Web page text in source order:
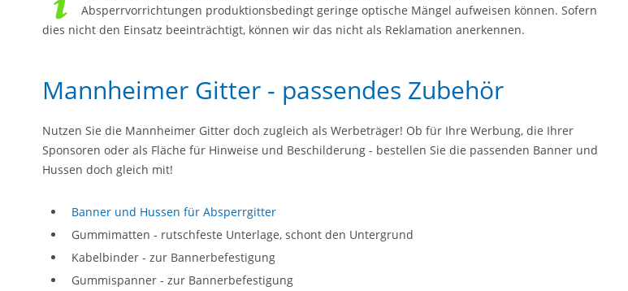
Absperrvorrichtungen produktionsbedingt geringe optische Mängel aufweisen können. Sofern
dies nicht den Einsatz beeinträchtigt, können wir das nicht als Reklamation anerkennen.
Mannheimer Gitter - passendes Zubehör
Nutzen Sie die Mannheimer Gitter doch zugleich als Werbeträger! Ob für Ihre Werbung, die Ihrer
Sponsoren oder als Fläche für Hinweise und Beschilderung - bestellen Sie die passenden Banner und
Hussen doch gleich mit!
Banner und Hussen für Absperrgitter
Gummimatten - rutschfeste Unterlage, schont den Untergrund
Kabelbinder - zur Bannerbefestigung
Gummispanner - zur Bannerbefestigung